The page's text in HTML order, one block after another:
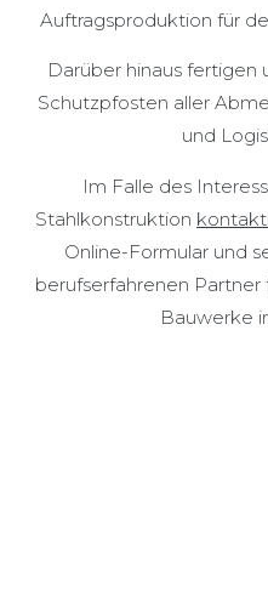
Auftragsproduktion für
Darüber hinaus fertigen
Schutzpfosten aller
und
Im Falle des
Stahlkonstruktion
Online-Formular und
berufserfahrenen
Bauwerke